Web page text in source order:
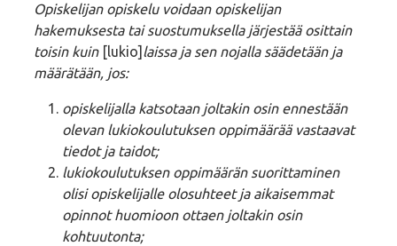
Opiskelijan opiskelu voidaan opiskelijan
hakemuksesta tai suostumuksella järjestää osittain
toisin kuin [lukio] laissa ja sen nojalla säädetään ja
määrätään, jos:
opiskelijalla katsotaan joltakin osin ennestään
olevan lukiokoulutuksen oppimäärää vastaavat
tiedot ja taidot;
lukiokoulutuksen oppimäärän suorittaminen
olisi opiskelijalle olosuhteet ja aikaisemmat
opinnot huomioon ottaen joltakin osin
kohtuutonta;